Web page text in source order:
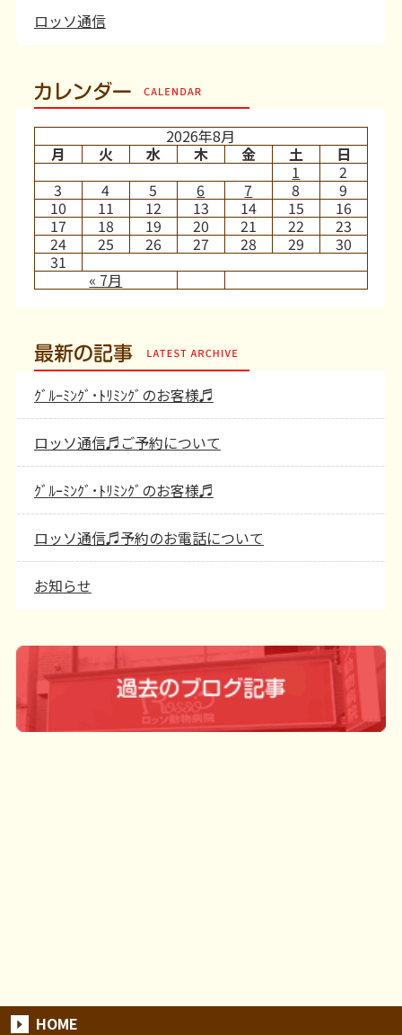
ロッソ通信
カレンダー
2026年8月
月
火 水 木 金 土 日
« 7月
1
2
3
4 5 6 7 8
9
10
11 12 13 14 15
16
17
18 19 20 21 22
23
24
25 26 27 28 29
30
31
最新の記事
ｸﾞﾙｰﾐﾝｸﾞ･ﾄﾘﾐﾝｸﾞのお客様♬
ロッソ通信♬ご予約について
ｸﾞﾙｰﾐﾝｸﾞ･ﾄﾘﾐﾝｸﾞのお客様♬
ロッソ通信♬予約のお電話について
お知らせ
HOME